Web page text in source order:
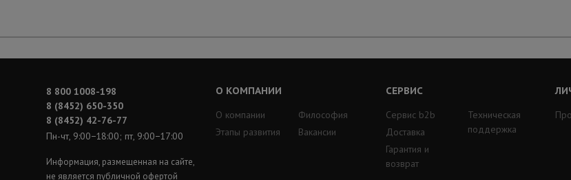
8 800 1008-198
8 (8452) 650-350
8 (8452) 42-76-77
Пн-чт, 9:00−18:00; пт, 9:00−17:00
Информация, размещенная на сайте,
не является публичной офертой
О КОМПАНИИ
О компании
Этапы развития
Философия
Вакансии
СЕРВИС
Сервис b2b
Доставка
Гарантия и
возврат
Техническая
поддержка